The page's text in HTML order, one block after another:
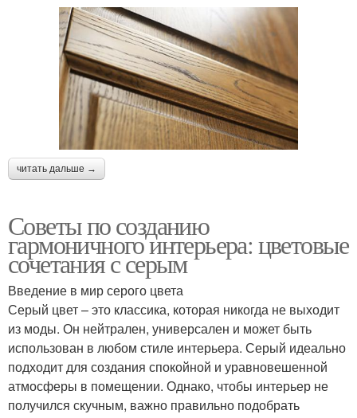
читать дальше →
Советы по созданию
гармоничного интерьера: цветовые
сочетания с серым
Введение в мир серого цвета
Серый цвет – это классика, которая никогда не выходит
из моды. Он нейтрален, универсален и может быть
использован в любом стиле интерьера. Серый идеально
подходит для создания спокойной и уравновешенной
атмосферы в помещении. Однако, чтобы интерьер не
получился скучным, важно правильно подобрать